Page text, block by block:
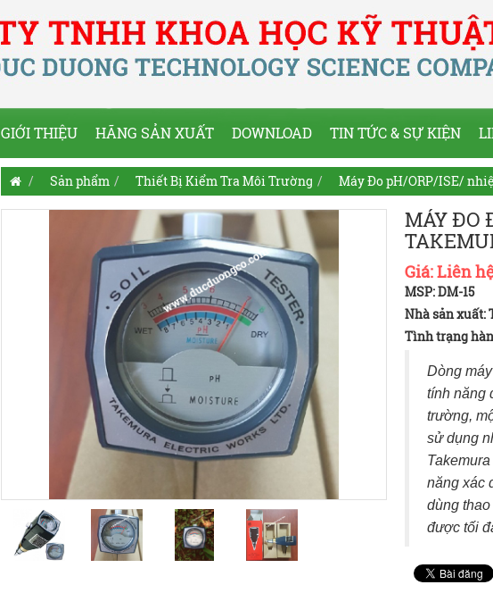
GIỚI THIỆU HÃNG SẢN XUẤT DOWNLOAD TIN TỨC & SỰ KIỆN
Sản phẩm Thiết Bị Kiểm Tra Môi Trường Máy Đo pH/ORP/ISE/
MÁY ĐO
Giá:Liên
MSP: DM-15
Nhà sản xuất:
Tình trạng
Dòng
tính năng
trường,
sử dụng
năng xác
dùng
được tối